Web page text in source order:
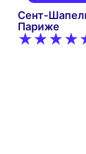
Сент-
Париже